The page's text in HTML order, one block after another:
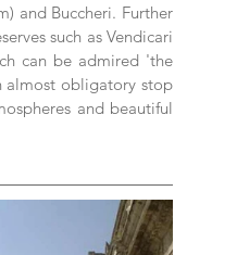
and Buccheri. Further
such as Vendicari
can be admired 'the
almost obligatory stop
and beautiful